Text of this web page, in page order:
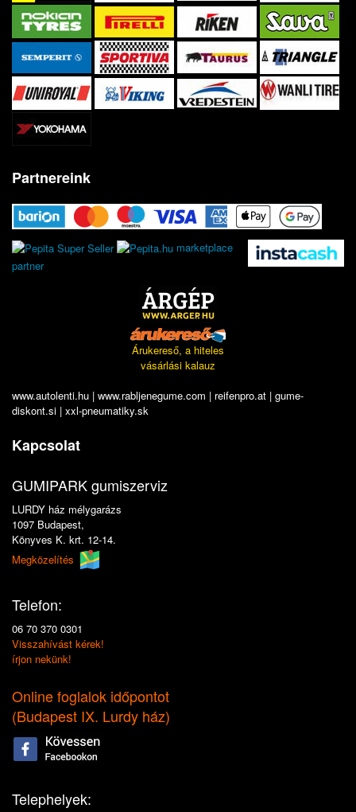
Partnereink
marketplace
partner
Árukereső, a hiteles
vásárlási kalauz
www.autolenti.hu | www.rabljenegume.com | reifenpro.at | gume-
diskont.si | xxl-pneumatiky.sk
Kapcsolat
GUMIPARK gumiszerviz
LURDY ház mélygarázs
1097 Budapest,
Könyves K. krt. 12-14.
Megközelítés
Telefon:
06 70 370 0301
Visszahívást kérek!
írjon nekünk!
Online foglalok időpontot
(Budapest IX. Lurdy ház)
Telephelyek: